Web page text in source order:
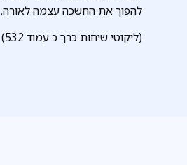
להפוך את החשכה עצמה לאורה.
(ליקוטי שיחות כרך כ עמוד 532)